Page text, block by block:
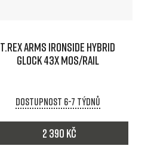
T.REX ARMS IRONSIDE HYBRID
GLOCK 43X MOS/RAIL
Dostupnost 6-7 týdnů
2 390 Kč